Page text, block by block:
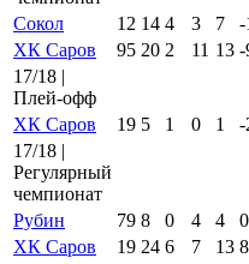
Сокол
12 14 4 3 7 -
ХК Саров
95 20 2 11 13 -
17/18 |
Плей-офф
ХК Саров
19 5 1 0 1 -
17/18 |
Регулярный
чемпионат
Рубин
79 8 0 4 4 0
ХК Саров
19 24 6 7 13 8